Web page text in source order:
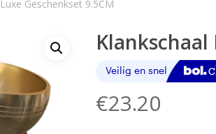
Geschenkset 9.5CM
Klankschaal
€23.20